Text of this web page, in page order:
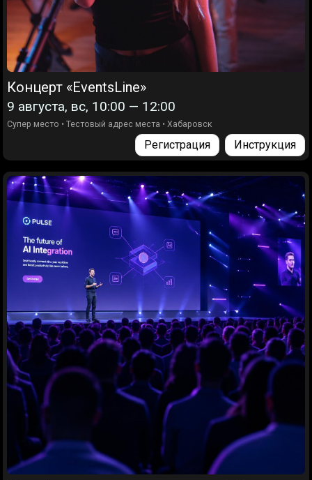
Концерт «EventsLine»
9 августа, вс, 10:00 — 12:00
Супер место • Тестовый адрес места • Хабаровск
Регистрация Инструкция